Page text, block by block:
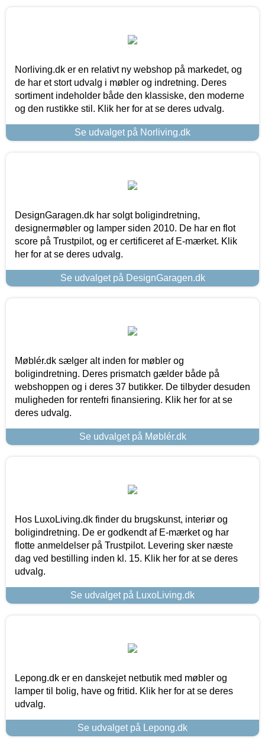
Norliving.dk er en relativt ny webshop på markedet, og
de har et stort udvalg i møbler og indretning. Deres
sortiment indeholder både den klassiske, den moderne
og den rustikke stil. Klik her for at se deres udvalg.
Se udvalget på Norliving.dk
DesignGaragen.dk har solgt boligindretning,
designermøbler og lamper siden 2010. De har en flot
score på Trustpilot, og er certificeret af E-mærket. Klik
her for at se deres udvalg.
Se udvalget på DesignGaragen.dk
Møblér.dk sælger alt inden for møbler og
boligindretning. Deres prismatch gælder både på
webshoppen og i deres 37 butikker. De tilbyder desuden
muligheden for rentefri finansiering. Klik her for at se
deres udvalg.
Se udvalget på Møblér.dk
Hos LuxoLiving.dk finder du brugskunst, interiør og
boligindretning. De er godkendt af E-mærket og har
flotte anmeldelser på Trustpilot. Levering sker næste
dag ved bestilling inden kl. 15. Klik her for at se deres
udvalg.
Se udvalget på LuxoLiving.dk
Lepong.dk er en danskejet netbutik med møbler og
lamper til bolig, have og fritid. Klik her for at se deres
udvalg.
Se udvalget på Lepong.dk